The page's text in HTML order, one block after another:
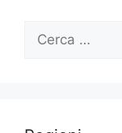
per: